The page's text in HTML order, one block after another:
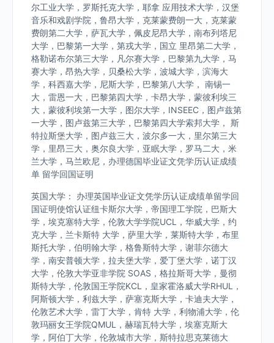
尔工业大学，罗斯托克大学，耶拿 应用技术大学，汉堡
音乐和戏剧学院，鲁昂大学，克莱蒙费朗一大，克莱蒙
费朗第二大学，萨瓦大学，佩皮尼昂大学，南布列塔尼
大学，巴黎第一大学，第戎大学，国立 里昂第二大学，
格勒诺布尔第三大学，凡尔赛大学，巴黎第九大学，马
赛大学，昂热大学，贝桑松大学，波城大学，滨海大
学，科西嘉大学，尼斯大学，巴黎第八大学， 南锡一
大，雷恩一大，巴黎第四大学，卡昂大学，蒙彼利埃三
大，蒙彼利埃第一大学，图尔大学，INSEEC，图卢兹第
一大学，图卢兹第三大学，巴黎第四大学索邦大学， 斯
特拉斯堡大学，图卢兹三大，波尔多一大，里尔第三大
学，里昂三大，奥尔良大学，亚眠大学，罗马二大，米
兰大学，马兰欧尼，办理德国毕业证文凭学历认证成绩
单 留学回国证明
英国大学： 办理英国毕业证文凭学历认证成绩单留学回
国证明使馆认证纽卡斯尔大学，帝国理工学院，巴斯大
学，埃克塞特大学，伦敦大学学院UCL，华威大学，约
克大学，兰卡斯特 大学，萨里大学，莱斯特大学，布里
斯托大学，伯明翰大学，格鲁斯特大学，谢菲尔德大
学，南安普顿大学，拉夫堡大学，爱丁堡大学，诺丁汉
大学，伦敦大学亚非学院 SOAS，格拉斯哥大学，曼彻
斯特大学，伦敦国王学院KCL，皇家霍洛威大学RHUL，
阿斯顿大学，利兹大学，萨塞克斯大学，卡迪夫大学，
伦敦艺术大学，雷丁大学，肯特 大学，利物浦大学，伦
敦玛丽女王学院QMUL，赫瑞瓦特大学，埃塞克斯大
学，阿伯丁大学，伦敦城市大学，斯特拉思克莱德大